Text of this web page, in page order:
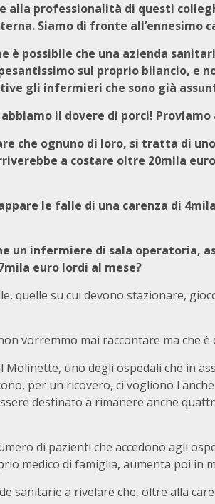
alla professionalità di questi
Siamo di fronte
è possibile che una azienda
sul proprio bilancio, e
gli infermieri che sono già
abbiamo il dovere di porci!
che ognuno di loro, si tratta di
a costare oltre 20mila
le falle di una carenza di
un infermiere di sala operatoria,
euro lordi al mese?
quelle su cui devono stazionare,
vorremmo mai raccontare ma che
Molinette, uno degli ospedali che in
per un ricovero, ci vogliono l
destinato a rimanere anche
di pazienti che accedono agli
medico di famiglia, aumenta poi in
sanitarie a rivelare che, oltre alla